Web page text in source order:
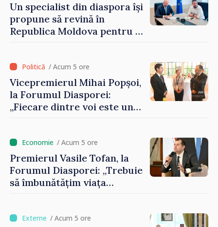
Un specialist din diaspora își
propune să revină în
Republica Moldova pentru a
/ Acum 5 ore
Vicepremierul Mihai Popșoi,
la Forumul Diasporei:
„Fiecare dintre voi este un
imaginii Republicii Moldova”
/ Acum 5 ore
Premierul Vasile Tofan, la
Forumul Diasporei: „Trebuie
să îmbunătățim viața
/ Acum 5 ore